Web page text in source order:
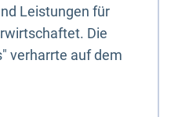
Leistungen für
Die
verharrte auf dem